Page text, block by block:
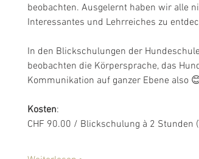
beobachten. Ausgelernt haben wir alle
Interessantes und Lehrreiches zu
In den Blickschulungen der
beobachten die Körpersprache, das
Kommunikation auf ganzer Ebene also
Kosten:
CHF 90.00 / Blickschulung à 2 Stunden